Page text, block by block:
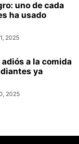
uno de cada
ha usado
2025
a la comida
ya
2025